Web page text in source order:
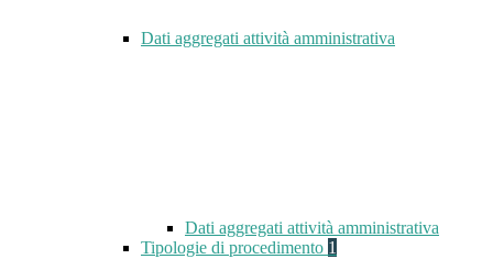
Dati aggregati attività amministrativa
Dati aggregati attività amministrativa
Tipologie di procedimento 1